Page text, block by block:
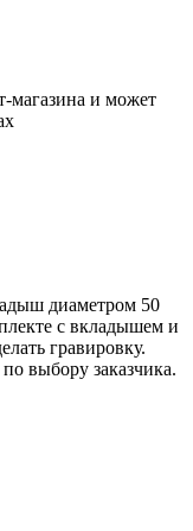
магазина и может
диаметром 50
с вкладышем и
гравировку.
выбору заказчика.